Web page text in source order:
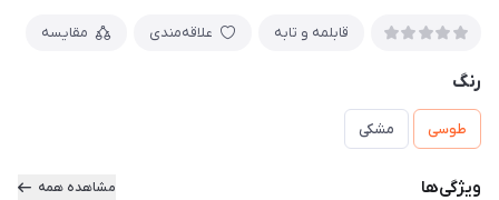
قابلمه و تابه علاقه‌مندی مقایسه
رنگ
طوسی مشکی
ویژگی‌ها مشاهده همه